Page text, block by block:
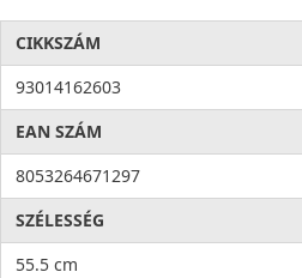
CIKKSZÁM
93014162603
EAN SZÁM
8053264671297
SZÉLESSÉG
55.5 cm